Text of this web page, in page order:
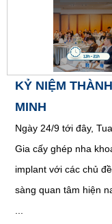
KỶ NIỆM
MINH
Ngày 24/9 tới đây,
Gia cấy ghép nha
implant với các chủ
sàng quan tâm hiện